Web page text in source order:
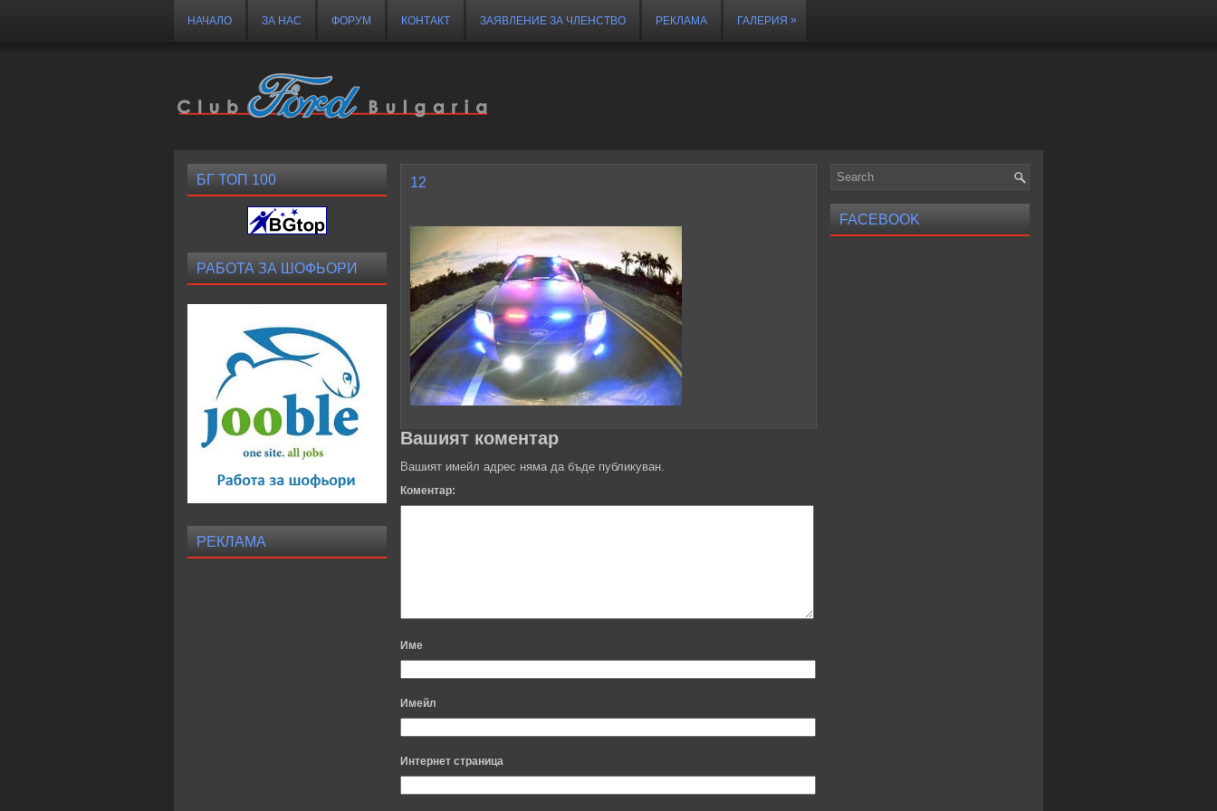
НАЧАЛО ЗА НАС ФОРУМ КОНТАКТ ЗАЯВЛЕНИЕ ЗА ЧЛЕНСТВО РЕКЛАМА ГАЛЕРИЯ »
12
Вашият коментар
Вашият имейл адрес няма да бъде публикуван.
Коментар:
Име
Имейл
Интернет страница
БГ ТОП 100
РАБОТА ЗА ШОФЬОРИ
РЕКЛАМА
FACEBOOK